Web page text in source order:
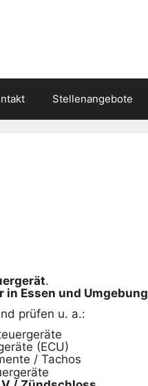
Stellenangebote
.
in Essen und Umgebung
prüfen u. a.:
(ECU)
/ Tachos